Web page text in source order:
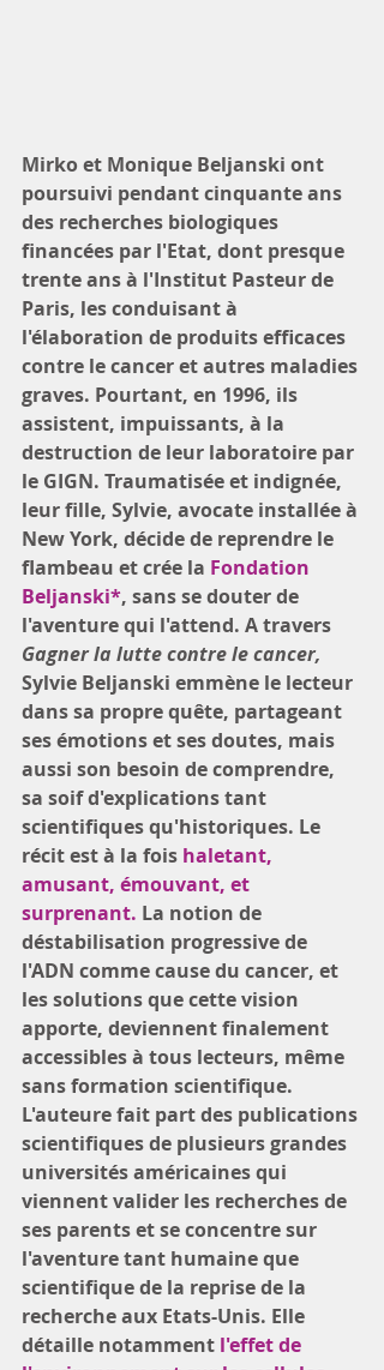
Mirko et Monique Beljanski ont
poursuivi pendant cinquante ans
des recherches biologiques
financées par l'Etat, dont presque
trente ans à l'Institut Pasteur de
Paris, les conduisant à
l'élaboration de produits efficaces
contre le cancer et autres maladies
graves. Pourtant, en 1996, ils
assistent, impuissants, à la
destruction de leur laboratoire par
le GIGN. Traumatisée et indignée,
leur fille, Sylvie, avocate installée à
New York, décide de reprendre le
flambeau et crée la Fondation
Beljanski*, sans se douter de
l'aventure qui l'attend. A travers
Gagner la lutte contre le cancer,
Sylvie Beljanski emmène le lecteur
dans sa propre quête, partageant
ses émotions et ses doutes, mais
aussi son besoin de comprendre,
sa soif d'explications tant
scientifiques qu'historiques. Le
récit est à la fois haletant,
amusant, émouvant, et
surprenant. La notion de
déstabilisation progressive de
l'ADN comme cause du cancer, et
les solutions que cette vision
apporte, deviennent finalement
accessibles à tous lecteurs, même
sans formation scientifique.
L'auteure fait part des publications
scientifiques de plusieurs grandes
universités américaines qui
viennent valider les recherches de
ses parents et se concentre sur
l'aventure tant humaine que
scientifique de la reprise de la
recherche aux Etats-Unis. Elle
détaille notamment l'effet de